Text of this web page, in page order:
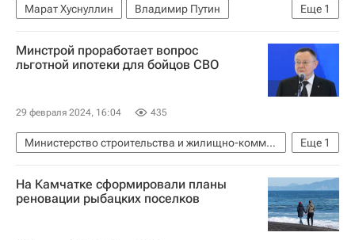
Еще 1
Марат Хуснуллин
Владимир Путин
Строительство
Минстрой проработает вопрос
льготной ипотеки для бойцов СВО
29 февраля 2024, 16:04 435
Еще 1
Министерство строительства и жилищно-коммунального хозяйства РФ (Минстрой России)
Ирек Файзуллин
На Камчатке сформировали планы
реновации рыбацких поселков